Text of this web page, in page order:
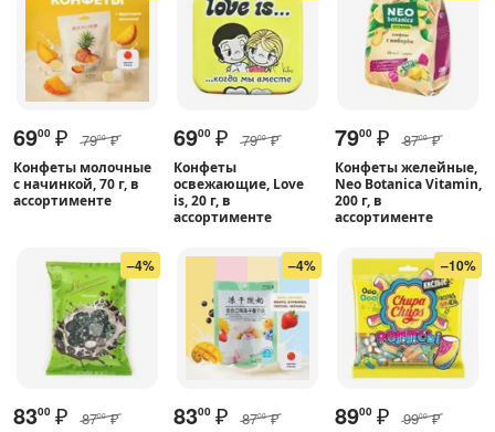
6900 ₽ 7900 ₽
Конфеты молочные
с начинкой, 70 г, в
ассортименте
6900 ₽ 7900 ₽
Конфеты
освежающие, Love
is, 20 г, в
ассортименте
7900 ₽ 8700 ₽
Конфеты желейные,
Neo Botanica Vitamin,
200 г, в
ассортименте
–4%
8300 ₽ 8700 ₽
–4%
8300 ₽ 8700 ₽
–10%
8900 ₽ 9900 ₽